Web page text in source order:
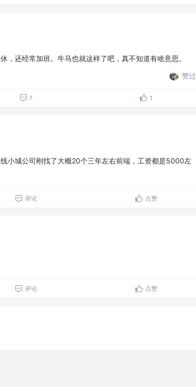
，还经常加班。牛马也就这样了吧，真不知道有啥意思。
赞过
7 1
小城公司刚找了大概20个三年左右前端，工资都是5000左
评论 点赞
评论 点赞